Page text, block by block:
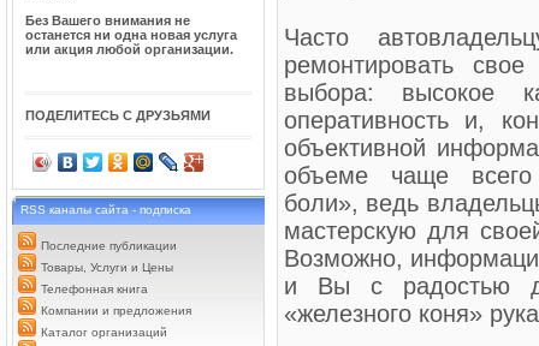
Без Вашего внимания не
останется ни одна новая услуга
или акция любой организации.
ПОДЕЛИТЕСЬ С ДРУЗЬЯМИ
RSS каналы сайта - подписка
Последние публикации
Товары, Услуги и Цены
Телефонная книга
Компании и предложения
Каталог организаций
подать
об услугах в Туле.
регистрации. Вам
БАНКЕТЫ,
когда за окном
самых любимых
собираются, чтобы
бокал шампанского, загадав
отметить приход этого
Часто
ремонтировать
выбора: высокое
оперативность и,
объективной
объеме чаще всего
боли», ведь
мастерскую для
Возможно,
и Вы с радостью
«железного коня»